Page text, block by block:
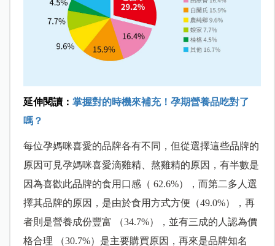
延伸閱讀： 掌握對的時機來補充！孕期營養品吃對了
嗎？
每位孕媽咪喜愛的品牌各有不同，但從選擇這些品牌的
原因可見孕媽咪喜愛滴雞精、熬雞精的原因，有半數是
因為喜歡此品牌的食用口感（ 62.6%），而第二多人選
擇其品牌的原因，是由於食用方式方便（49.0%），再
者則是營養成份豐富 （34.7%），並有三成的人認為價
格合理 （30.7%）是主要購買原因，再來是品牌知名